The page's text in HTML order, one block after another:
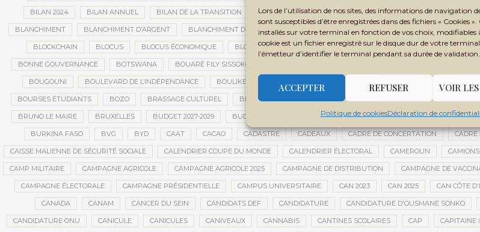
Lors de l’utilisation de nos sites, des informations de navigation
sont susceptibles d’être enregistrées dans des fichiers « Cookies ».
installés sur votre terminal en fonction de vos choix,
cookie est un fichier enregistré sur le disque dur de votre
l’émetteur d’identifier le terminal pendant sa durée de validation.
ACCEPTER REFUSER VOIR
Politique de cookiesDéclaration de
BILAN 2024 BILAN ANNUEL BILAN DE LA TRANSITION BILAN DES ACTIVITÉS BILAN ET PERSPECTIVES BILAN
BLANCHIMENT BLANCHIMENT D’ARGENT BLANCHIMENT DE CAPITAUX BLASPHÈME BLÉ BLÉ RUSSE
BLOCKCHAIN BLOCUS BLOCUS ÉCONOMIQUE BLOGING BNDA BOAD BOBO-DIOULASSO BOGOLAN
BONNE GOUVERNANCE BOTSWANA BOUARÉ FILY SISSOKO
BOUGOUNI BOULEVARD DE L’INDÉPENDANCE BOULIKESSI
BOURSES ÉTUDIANTS BOZO BRASSAGE CULTUREL BRÉMA ELY DICKO BRICE OLIGUI NGUEMA
BRUNO LE MAIRE BRUXELLES BUDGET 2027-2029 BUDGET AGRICOLE BUDGET DE LA PRÉSIDENCE BUDGET
BURKINA FASO BVG BYD CAAT CACAO CADASTRE CADEAUX CADRE DE CONCERTATION CADRE
CAISSE MALIENNE DE SÉCURITÉ SOCIALE CALENDRIER COUPE DU MONDE CALENDRIER ÉLECTORAL CAMEROUN
CAMP MILITAIRE CAMPAGNE AGRICOLE CAMPAGNE AGRICOLE 2025 CAMPAGNE DE DISTRIBUTION CAMPAGNE DE
CAMPAGNE ÉLECTORALE CAMPAGNE PRÉSIDENTIELLE CAMPUS UNIVERSITAIRE CAN 2023 CAN 2025 CAN CÔTE
CANADA CANAM CANCER DU SEIN CANDIDATS DEF CANDIDATURE CANDIDATURE D'OUSMANE SONKO
CANDIDATURE ONU CANICULE CANICULES CANIVEAUX CANNABIS CANTINES SCOLAIRES CAP CAPITAINE